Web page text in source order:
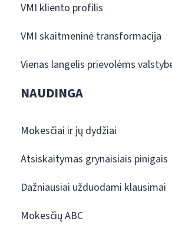
VMI kliento profilis
VMI skaitmeninė transformacija
Vienas langelis prievolėms
NAUDINGA
Mokesčiai ir jų dydžiai
Atsiskaitymas grynaisiais pinigais
Dažniausiai užduodami klausimai
Mokesčių ABC